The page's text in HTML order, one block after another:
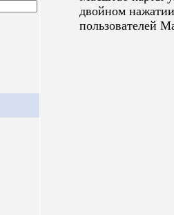
двойном
пользователей